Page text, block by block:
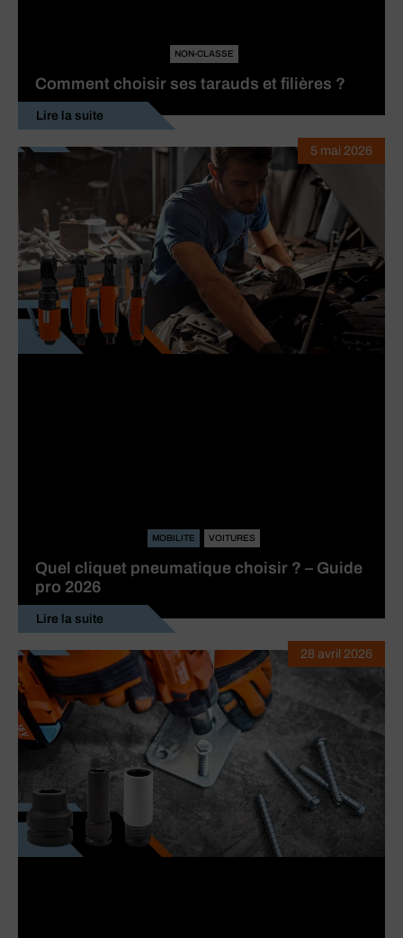
NON-CLASSE
Comment choisir ses tarauds et filières ?
Lire la suite
MOBILITE VOITURES
Quel cliquet pneumatique choisir ? – Guide
pro 2026
Lire la suite
5 mai 2026
28 avril 2026